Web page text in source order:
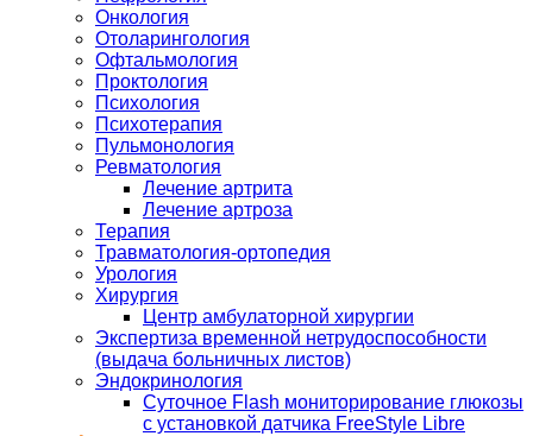
Онкология
Отоларингология
Офтальмология
Проктология
Психология
Психотерапия
Пульмонология
Ревматология
Лечение артрита
Лечение артроза
Терапия
Травматология-ортопедия
Урология
Хирургия
Центр амбулаторной хирургии
Экспертиза временной нетрудоспособности
(выдача больничных листов)
Эндокринология
Суточное Flash мониторирование глюкозы
с установкой датчика FreeStyle Libre